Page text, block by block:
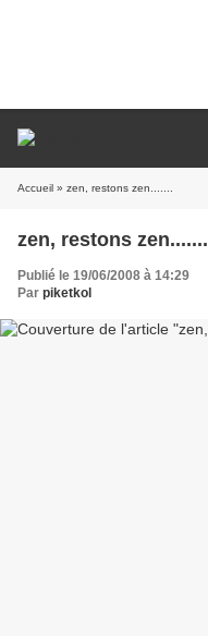
Accueil » zen, restons zen.......
zen, restons zen.......
Publié le 19/06/2008 à 14:29
Par piketkol